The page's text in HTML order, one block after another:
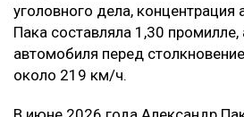
уголовного дела, концентрация
Пака составляла 1,30 промилле,
автомобиля перед
около 219 км/ч.